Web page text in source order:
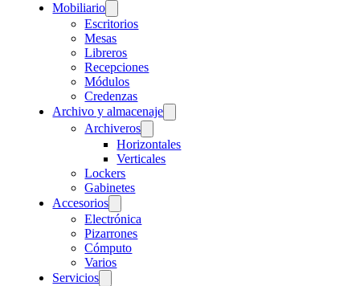
Mobiliario
Escritorios
Mesas
Libreros
Recepciones
Módulos
Credenzas
Archivo y almacenaje
Archiveros
Horizontales
Verticales
Lockers
Gabinetes
Accesorios
Electrónica
Pizarrones
Cómputo
Varios
Servicios